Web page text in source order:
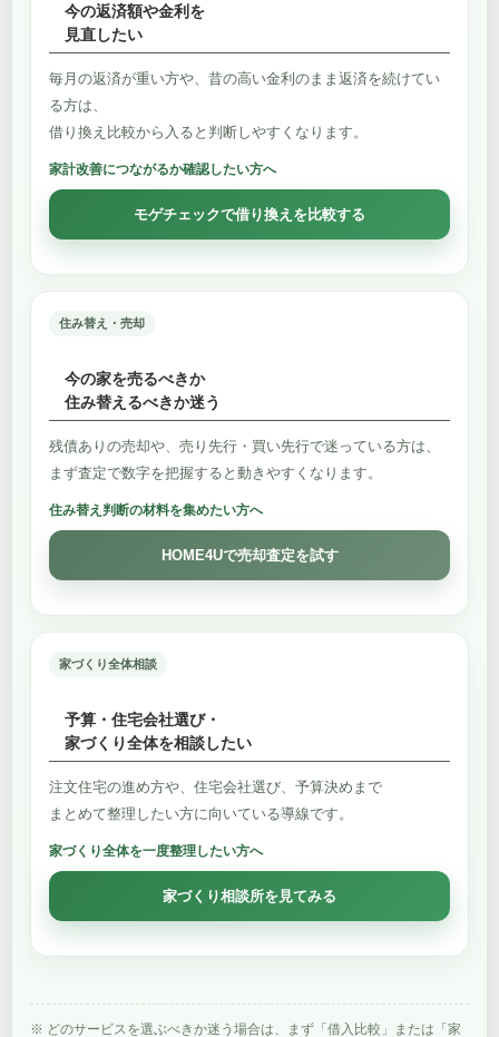
今の返済額や金利を
見直したい
毎月の返済が重い方や、昔の高い金利のまま返済を続けてい
る方は、
借り換え比較から入ると判断しやすくなります。
家計改善につながるか確認したい方へ
モゲチェックで借り換えを比較する
住み替え・売却
今の家を売るべきか
住み替えるべきか迷う
残債ありの売却や、売り先行・買い先行で迷っている方は、
まず査定で数字を把握すると動きやすくなります。
住み替え判断の材料を集めたい方へ
HOME4Uで売却査定を試す
家づくり全体相談
予算・住宅会社選び・
家づくり全体を相談したい
注文住宅の進め方や、住宅会社選び、予算決めまで
まとめて整理したい方に向いている導線です。
家づくり全体を一度整理したい方へ
家づくり相談所を見てみる
※ どのサービスを選ぶべきか迷う場合は、まず「借入比較」または「家